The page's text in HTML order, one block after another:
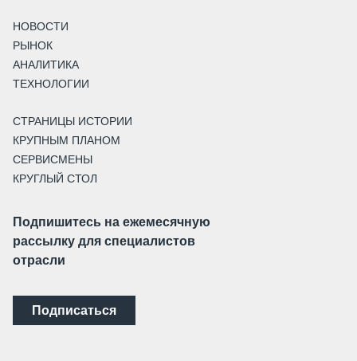
НОВОСТИ
РЫНОК
АНАЛИТИКА
ТЕХНОЛОГИИ
СТРАНИЦЫ ИСТОРИИ
КРУПНЫМ ПЛАНОМ
СЕРВИСМЕНЫ
КРУГЛЫЙ СТОЛ
Подпишитесь на ежемесячную
рассылку для специалистов
отрасли
Подписаться